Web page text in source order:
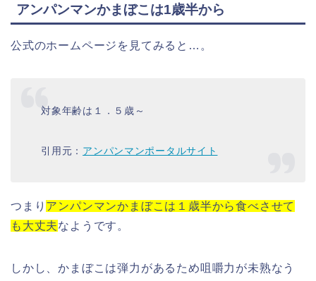
アンパンマンかまぼこは1歳半から
公式のホームページを見てみると…。
対象年齢は１．５歳～
引用元： アンパンマンポータルサイト
つまり アンパンマンかまぼこは１歳半から食べさせて
も大丈夫なようです。
しかし、かまぼこは弾力があるため咀嚼力が未熟なう